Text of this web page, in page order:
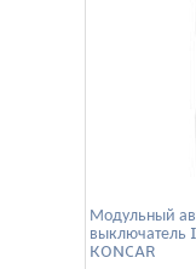
Модульный
выключатель
KONCAR